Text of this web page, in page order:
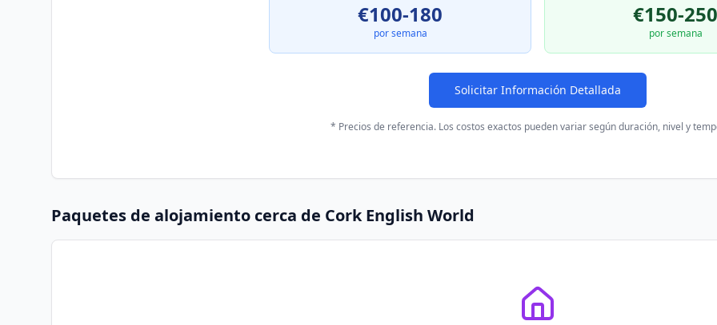
€100-180
por semana
€150-250
por semana
Solicitar Información Detallada
* Precios de referencia. Los costos exactos pueden variar según duración, nivel y
Paquetes de alojamiento cerca de Cork English World